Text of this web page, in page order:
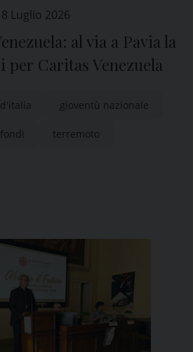
8 Luglio 2026
al via a Pavia la
per Caritas Venezuela
gioventù nazionale
terremoto